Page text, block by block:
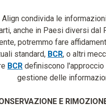
condivida le
anche in Paesi diversi dal
potremmo fare
standard, BCR, o altri
BCR definiscono
gestione delle
E